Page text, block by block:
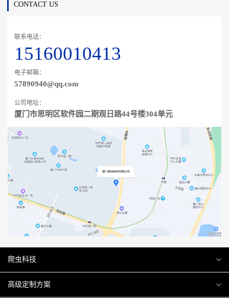
CONTACT US
联系电话：
15160010413
电子邮箱：
57890940@qq.com
公司地址：
厦门市思明区软件园二期观日路44号楼304单元
爬虫科技
爬虫案例
高级定制方案